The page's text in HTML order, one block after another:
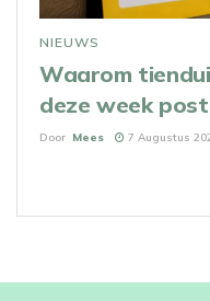
NIEUWS
Waarom
deze week
Door Mees 7 Augustus